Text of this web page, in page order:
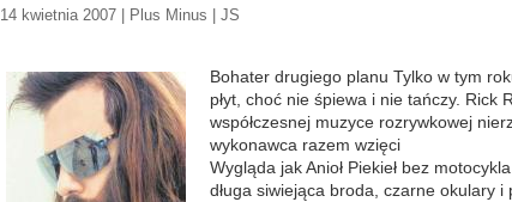
14 kwietnia 2007 | Plus Minus | JS
Bohater drugiego planu Tylko w tym
płyt, choć nie śpiewa i nie tańczy. Rick
współczesnej muzyce rozrywkowej
wykonawca razem wzięci
Wygląda jak Anioł Piekieł bez
długa siwiejąca broda, czarne okulary